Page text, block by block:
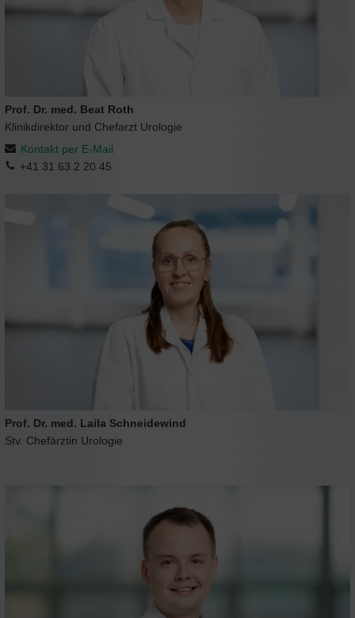
Prof. Dr. med. Beat Roth
Klinikdirektor und Chefarzt Urologie
Kontakt per E-Mail
+41 31 63 2 20 45
Prof. Dr. med. Laila Schneidewind
Stv. Chefärztin Urologie